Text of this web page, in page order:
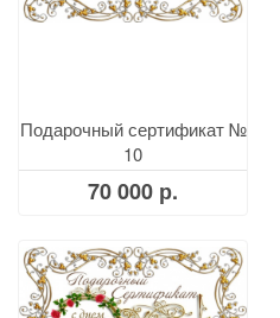
Подарочный сертификат №
10
70 000 р.